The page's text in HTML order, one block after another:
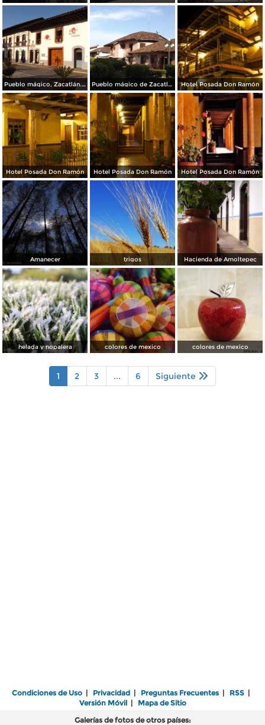
Pueblo mágico, Zacatlán. Mayo/2014 Pueblo mágico de Zacatlán, Puebla. Mayo/2014 Hotel Posada Don Ramón
Hotel Posada Don Ramón Hotel Posada Don Ramón Hotel Posada Don Ramón
Amanecer trigos Hacienda de Amoltepec
helada y nopalera colores de mexico colores de mexico
1 2 3 ... 6 Siguiente
Condiciones de Uso | Privacidad | Preguntas Frecuentes | RSS |
Versión Móvil| Mapa de Sitio
Galerías de fotos de otros países: